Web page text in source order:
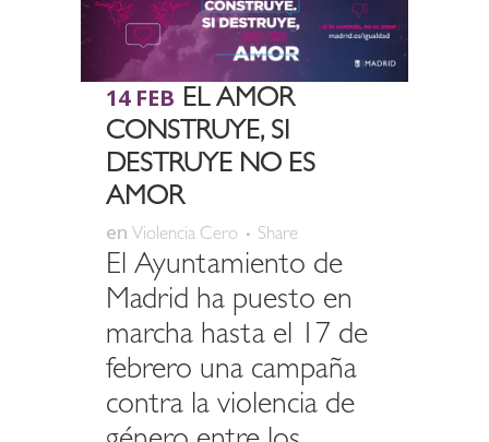
14 FEB EL AMOR
CONSTRUYE, SI
DESTRUYE NO ES
AMOR
en Violencia Cero Share
El Ayuntamiento de
Madrid ha puesto en
marcha hasta el 17 de
febrero una campaña
contra la violencia de